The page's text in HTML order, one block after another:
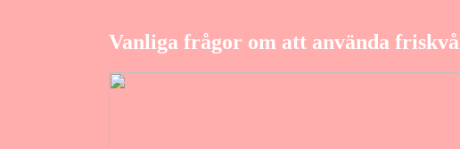
Vanliga frågor om att använda